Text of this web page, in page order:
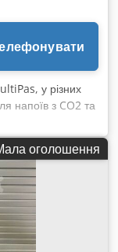
у різних
напоїв з CO2 та
вбік, або
Akijwa Будь
оголошення